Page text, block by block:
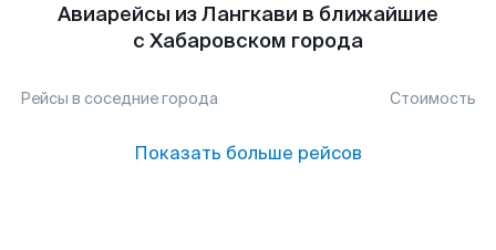
Авиарейсы из Лангкави в ближайшие
с Хабаровском города
Рейсы в соседние города Стоимость
Показать больше рейсов